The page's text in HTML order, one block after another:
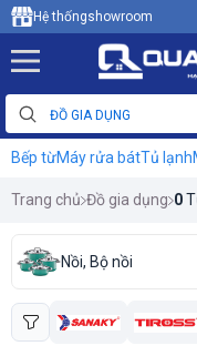
Hệ thốngshowroom
Bếp từMáy rửa bátTủ lạnh
Trang chủ Đồ gia dụng 0
Nồi, Bộ nồi